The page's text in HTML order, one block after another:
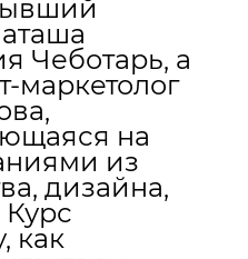
Чеботарь, а
маркетолог
на
из
дизайна,
как